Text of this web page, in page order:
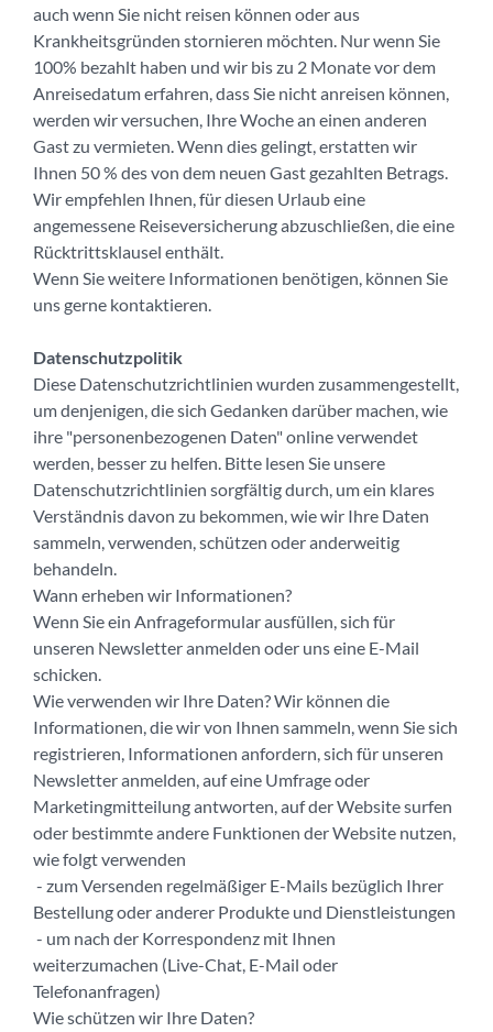
auch wenn Sie nicht reisen können oder aus
Krankheitsgründen stornieren möchten. Nur wenn Sie
100% bezahlt haben und wir bis zu 2 Monate vor dem
Anreisedatum erfahren, dass Sie nicht anreisen können,
werden wir versuchen, Ihre Woche an einen anderen
Gast zu vermieten. Wenn dies gelingt, erstatten wir
Ihnen 50 % des von dem neuen Gast gezahlten Betrags.
Wir empfehlen Ihnen, für diesen Urlaub eine
angemessene Reiseversicherung abzuschließen, die eine
Rücktrittsklausel enthält.
Wenn Sie weitere Informationen benötigen, können Sie
uns gerne kontaktieren.
Datenschutzpolitik
Diese Datenschutzrichtlinien wurden zusammengestellt,
um denjenigen, die sich Gedanken darüber machen, wie
ihre "personenbezogenen Daten" online verwendet
werden, besser zu helfen. Bitte lesen Sie unsere
Datenschutzrichtlinien sorgfältig durch, um ein klares
Verständnis davon zu bekommen, wie wir Ihre Daten
sammeln, verwenden, schützen oder anderweitig
behandeln.
Wann erheben wir Informationen?
Wenn Sie ein Anfrageformular ausfüllen, sich für
unseren Newsletter anmelden oder uns eine E-Mail
schicken.
Wie verwenden wir Ihre Daten? Wir können die
Informationen, die wir von Ihnen sammeln, wenn Sie sich
registrieren, Informationen anfordern, sich für unseren
Newsletter anmelden, auf eine Umfrage oder
Marketingmitteilung antworten, auf der Website surfen
oder bestimmte andere Funktionen der Website nutzen,
wie folgt verwenden
- zum Versenden regelmäßiger E-Mails bezüglich Ihrer
Bestellung oder anderer Produkte und Dienstleistungen
- um nach der Korrespondenz mit Ihnen
weiterzumachen (Live-Chat, E-Mail oder
Telefonanfragen)
Wie schützen wir Ihre Daten?